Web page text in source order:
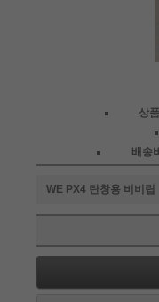
상
배송
WE PX4 탄창용 비비립